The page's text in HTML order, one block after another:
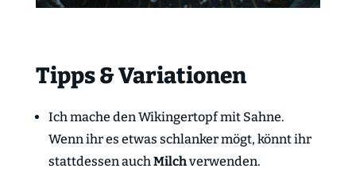
Tipps & Variationen
Ich mache den Wikingertopf mit Sahne.
Wenn ihr es etwas schlanker mögt, könnt ihr
stattdessen auchMilchverwenden.